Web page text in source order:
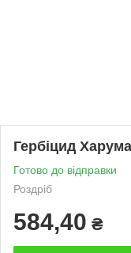
Гербіцид
Готово до відправки
Роздріб
584,40 ₴